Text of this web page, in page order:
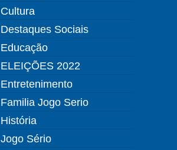
Cultura
Destaques Sociais
Educação
ELEIÇÕES 2022
Entretenimento
Familia Jogo Serio
História
Jogo Sério